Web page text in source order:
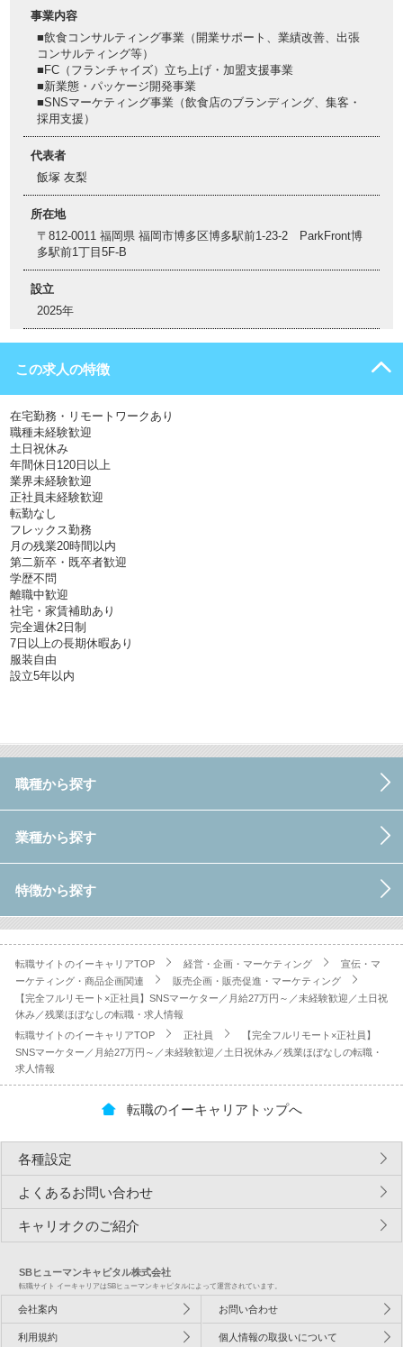
事業内容
■飲食コンサルティング事業（開業サポート、業績改善、出張
コンサルティング等）
■FC（フランチャイズ）立ち上げ・加盟支援事業
■新業態・パッケージ開発事業
■SNSマーケティング事業（飲食店のブランディング、集客・
採用支援）
代表者
飯塚 友梨
所在地
〒812-0011 福岡県 福岡市博多区博多駅前1-23-2 ParkFront博
多駅前1丁目5F-B
設立
2025年
この求人の特徴
在宅勤務・リモートワークあり
職種未経験歓迎
土日祝休み
年間休日120日以上
業界未経験歓迎
正社員未経験歓迎
転勤なし
フレックス勤務
月の残業20時間以内
第二新卒・既卒者歓迎
学歴不問
離職中歓迎
社宅・家賃補助あり
完全週休2日制
7日以上の長期休暇あり
服装自由
設立5年以内
職種から探す
業種から探す
特徴から探す
転職サイトのイーキャリアTOP 経営・企画・マーケティング
宣伝・マ
ーケティング・商品企画関連
販売企画・販売促進・マーケティング
【完全フルリモート×正社員】SNSマーケター／月給27万円～／未経験歓迎／土日祝
休み／残業ほぼなしの転職・求人情報
転職サイトのイーキャリアTOP
正社員
【完全フルリモート×正社員】
SNSマーケター／月給27万円～／未経験歓迎／土日祝休み／残業ほぼなしの転職・
求人情報
転職のイーキャリアトップへ
各種設定
よくあるお問い合わせ
キャリオクのご紹介
SBヒューマンキャピタル株式会社
転職サイト イーキャリアはSBヒューマンキャピタルによって運営されています。
会社案内 お問い合わせ
利用規約 個人情報の取扱いについて